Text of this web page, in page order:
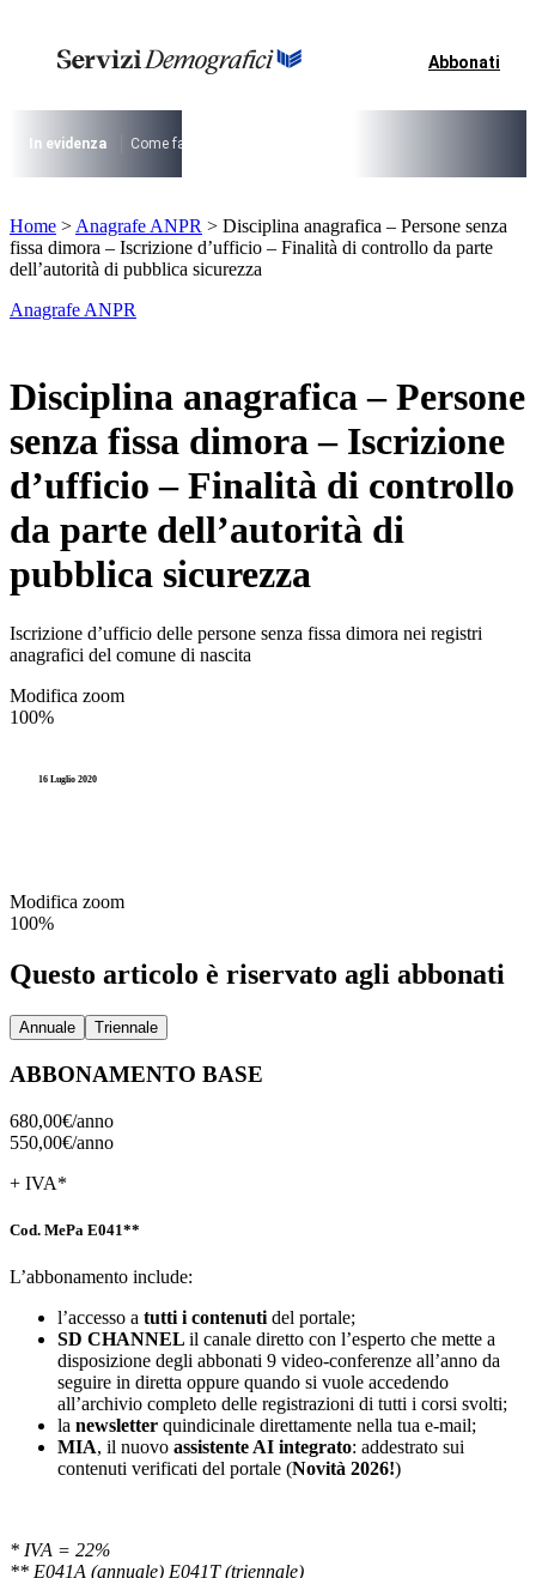
contenuto
I più cercati
Lorem ipsum dolor sit amet consectetur
Lorem ipsum dolor sit amet consectetur
Abbonati
In evidenza Come fare per …
I più cercati
Lorem ipsum dolor sit amet consectetur
Home > Anagrafe ANPR > Disciplina anagrafica – Persone senza
fissa dimora – Iscrizione d’ufficio – Finalità di controllo da parte
dell’autorità di pubblica sicurezza
Anagrafe ANPR
Disciplina anagrafica – Persone
senza fissa dimora – Iscrizione
d’ufficio – Finalità di controllo
da parte dell’autorità di
pubblica sicurezza
Iscrizione d’ufficio delle persone senza fissa dimora nei registri
anagrafici del comune di nascita
Modifica zoom
100%
16 Luglio 2020
Modifica zoom
100%
Questo articolo è riservato agli abbonati
Annuale Triennale
ABBONAMENTO BASE
680,00€/anno
550,00€/anno
+ IVA*
Cod. MePa E041**
L’abbonamento include:
l’accesso a tutti i contenutidel portale;
SD CHANNEL il canale diretto con l’esperto che mette a
disposizione degli abbonati 9 video-conferenze all’anno da
seguire in diretta oppure quando si vuole accedendo
all’archivio completo delle registrazioni di tutti i corsi svolti;
la newsletter quindicinale direttamente nella tua e-mail;
MIA, il nuovo assistente AI integrato: addestrato sui
contenuti verificati del portale (Novità 2026!)
* IVA = 22%
** E041A (annuale) E041T (triennale)